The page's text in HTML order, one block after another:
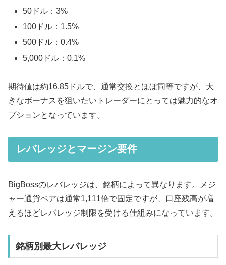
50ドル：3%
100ドル：1.5%
500ドル：0.4%
5,000ドル：0.1%
期待値は約16.85ドルで、通常交換とほぼ同等ですが、大
きなボーナスを狙いたいトレーダーにとっては魅力的なオ
プションとなっています。
レバレッジとマージン要件
BigBossのレバレッジは、銘柄によって異なります。メジ
ャー通貨ペアは通常1,111倍で固定ですが、口座残高が増
えるほどレバレッジ制限を受ける仕組みになっています。
銘柄別最大レバレッジ